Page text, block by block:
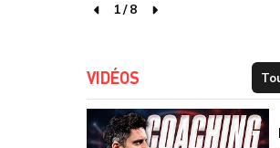
page précédente
1/8
page suivante
VIDÉOS